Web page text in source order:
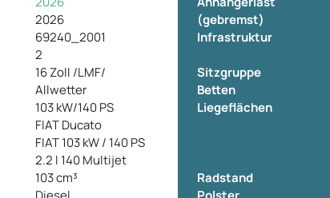
2026
69240_2001
2
16 Zoll /LMF/
Allwetter
103 kW/140 PS
FIAT Ducato
FIAT 103 kW / 140 PS
2.2 l 140 Multijet
103 cm³
(gebremst)
Infrastruktur
Sitzgruppe
Betten
Liegeflächen
Radstand